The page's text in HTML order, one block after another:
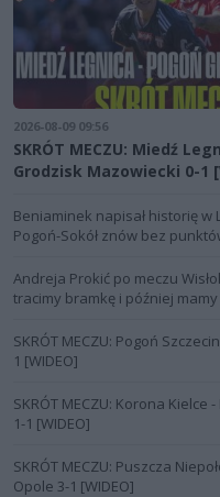
2026-08-09 09:56
SKRÓT MECZU: Miedź
Grodzisk Mazowiecki 0-1
Beniaminek napisał historię w
Pogoń-Sokół znów bez
Andreja Prokić po meczu
tracimy bramkę i później
SKRÓT MECZU: Pogoń
1 [WIDEO]
SKRÓT MECZU: Korona Kielce
1-1 [WIDEO]
SKRÓT MECZU: Puszcza
Opole 3-1 [WIDEO]